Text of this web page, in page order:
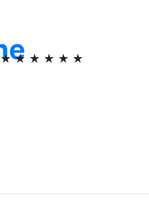
★ ★ ★ ★ ★